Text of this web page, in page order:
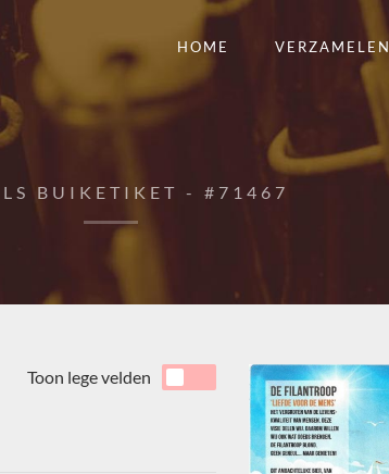
HOME VERZAMELEN
BUIKETIKET - #71467
Toon lege velden